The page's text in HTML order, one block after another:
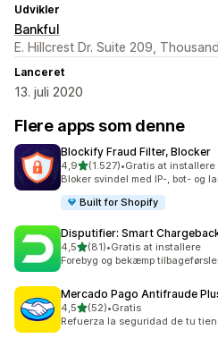
Udvikler
Bankful
E. Hillcrest Dr. Suite 209,
Lanceret
13. juli 2020
Flere apps som denne
Blockify Fraud Filter, Blocker
4,9ud af 5 stjerner
(1.527)
1527 anmeldelser i alt
•Gratis at installere
Bloker svindel med IP-, bot- og
Built for Shopify
Disputifier: Smart
4,5ud af 5 stjerner
(81)
81 anmeldelser i alt
•Gratis at installere
Forebyg og bekæmp
Mercado Pago Antifraude
4,5ud af 5 stjerner
(52)
52 anmeldelser i alt
•Gratis
Refuerza la seguridad de tu